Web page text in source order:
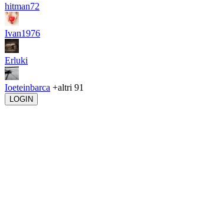
hitman72
Ivan1976
Erluki
Ioeteinbarca +altri 91
LOGIN